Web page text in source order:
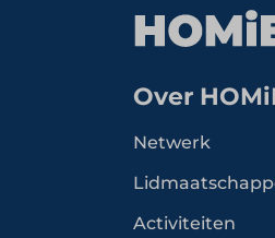
Over
Netwerk
Activiteiten